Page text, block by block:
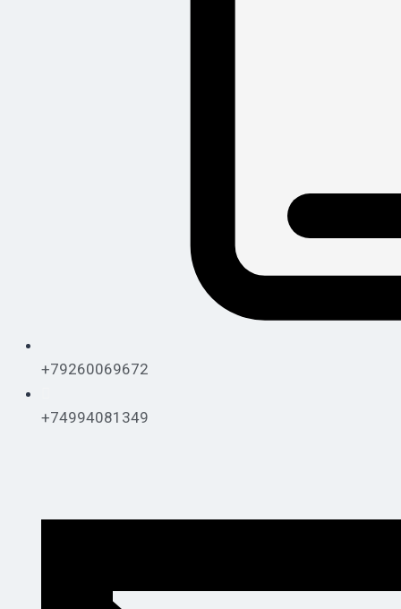
+79260069672
+74994081349